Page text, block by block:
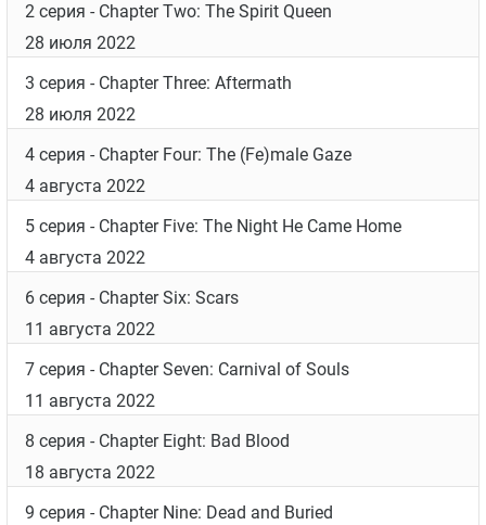
2 серия - Chapter Two: The Spirit Queen
28 июля 2022
3 серия - Chapter Three: Aftermath
28 июля 2022
4 серия - Chapter Four: The (Fe)male Gaze
4 августа 2022
5 серия - Chapter Five: The Night He Came Home
4 августа 2022
6 серия - Chapter Six: Scars
11 августа 2022
7 серия - Chapter Seven: Carnival of Souls
11 августа 2022
8 серия - Chapter Eight: Bad Blood
18 августа 2022
9 серия - Chapter Nine: Dead and Buried